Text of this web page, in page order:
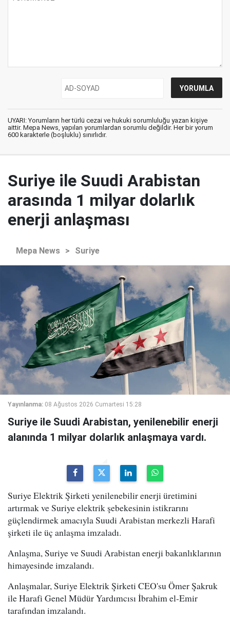
UYARI: Yorumların her türlü cezai ve hukuki sorumluluğu yazan kişiye
aittir. Mepa News, yapılan yorumlardan sorumlu değildir. Her bir yorum
600 karakterle (boşluklu) sınırlıdır.
Suriye ile Suudi Arabistan
arasında 1 milyar dolarlık
enerji anlaşması
Mepa News > Suriye
Yayınlanma: 08 Ağustos 2026 Cumartesi 15:28
Suriye ile Suudi Arabistan, yenilenebilir enerji
alanında 1 milyar dolarlık anlaşmaya vardı.
Suriye Elektrik Şirketi yenilenebilir enerji üretimini
artırmak ve Suriye elektrik şebekesinin istikrarını
güçlendirmek amacıyla Suudi Arabistan merkezli Harafi
şirketi ile üç anlaşma imzaladı.
Anlaşma, Suriye ve Suudi Arabistan enerji bakanlıklarının
himayesinde imzalandı.
Anlaşmalar, Suriye Elektrik Şirketi CEO'su Ömer Şakruk
ile Harafi Genel Müdür Yardımcısı İbrahim el-Emir
tarafından imzalandı.